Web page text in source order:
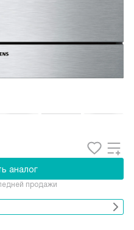
аналог
продажи